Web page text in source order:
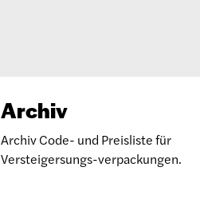
Archiv
Archiv Code- und Preisliste für
Versteigersungs-verpackungen.